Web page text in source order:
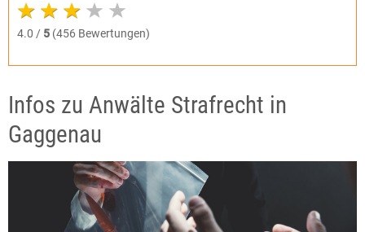
4.0 / 5 (456 Bewertungen)
Infos zu Anwälte Strafrecht in
Gaggenau